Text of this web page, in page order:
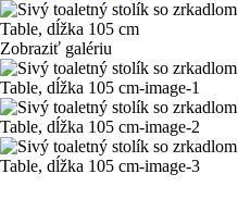
Zobraziť galériu